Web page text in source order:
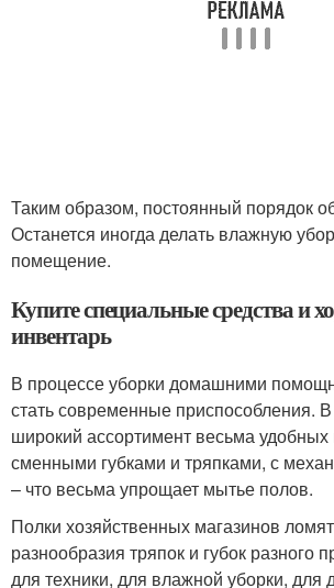
Таким образом, постоянный порядок
Останется иногда делать влажную
помещение.
Купите специальные средства и
инвентарь
В процессе уборки домашними
стать современные приспособления.
широкий ассортимент весьма
сменными губками и тряпками, с
– что весьма упрощает мытье полов.
Полки хозяйственных магазинов
разнообразия тряпок и губок разного
для техники, для влажной уборки, для